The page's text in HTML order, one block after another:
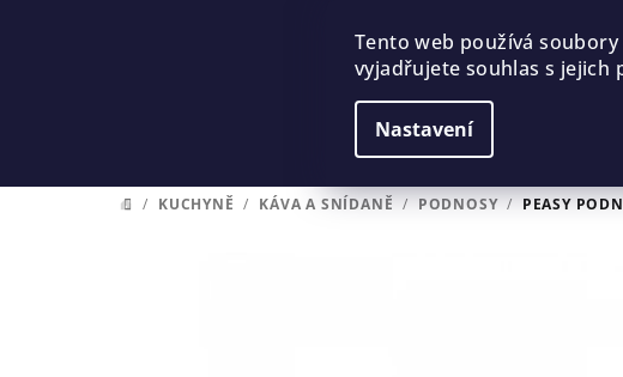
Tento web používá
vyjadřujete souhlas s jejich
Nastavení
DOMŮ
/ KUCHYNĚ / KÁVA A SNÍDANĚ / PODNOSY / PEASY